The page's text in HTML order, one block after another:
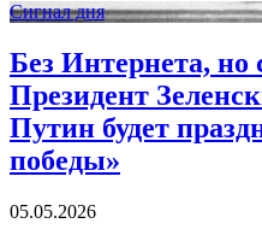
Сигнал дня
Без Интернета, но
Президент
Путин будет
победы»
05.05.2026